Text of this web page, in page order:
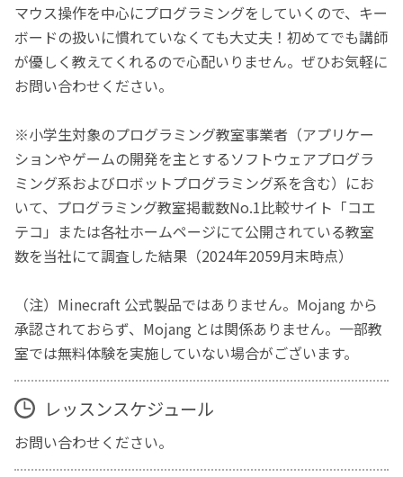
マウス操作を中心にプログラミングをしていくので、キー
ボードの扱いに慣れていなくても大丈夫！初めてでも講師
が優しく教えてくれるので心配いりません。ぜひお気軽に
お問い合わせください。
※小学生対象のプログラミング教室事業者（アプリケー
ションやゲームの開発を主とするソフトウェアプログラ
ミング系およびロボットプログラミング系を含む）にお
いて、プログラミング教室掲載数No.1比較サイト「コエ
テコ」または各社ホームページにて公開されている教室
数を当社にて調査した結果（2024年2059月末時点）
（注）Minecraft 公式製品ではありません。Mojang から
承認されておらず、Mojang とは関係ありません。一部教
室では無料体験を実施していない場合がございます。
レッスンスケジュール
お問い合わせください。